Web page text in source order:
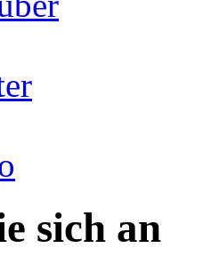
sich an